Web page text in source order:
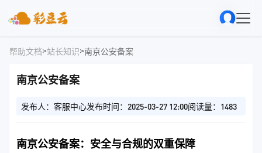
帮助文档>站长知识>南京公安备案
南京公安备案
发布人：客服中心发布时间：2025-03-27 12:00阅读量：1483
南京公安备案：安全与合规的双重保障